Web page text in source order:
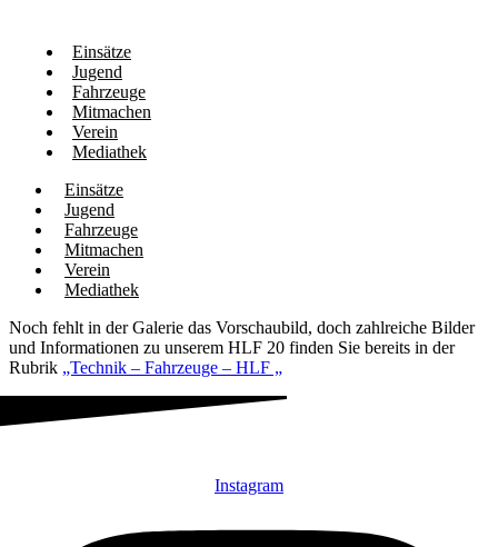
Einsätze
Jugend
Fahrzeuge
Mitmachen
Verein
Mediathek
Einsätze
Jugend
Fahrzeuge
Mitmachen
Verein
Mediathek
Noch fehlt in der Galerie das Vorschaubild, doch zahlreiche Bilder
und Informationen zu unserem HLF 20 finden Sie bereits in der
Rubrik „Technik – Fahrzeuge – HLF „
Instagram